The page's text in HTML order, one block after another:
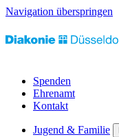
Navigation überspringen
Spenden
Ehrenamt
Kontakt
Jugend & Familie